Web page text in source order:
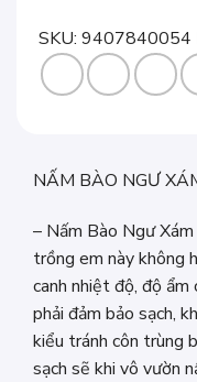
SKU: 9407840054
NẤM BÀO NGƯ
– Nấm Bào Ngư
trồng em này không
canh nhiệt độ, độ
phải đảm bảo sạch,
kiểu tránh côn trùng
sạch sẽ khi vô vườn